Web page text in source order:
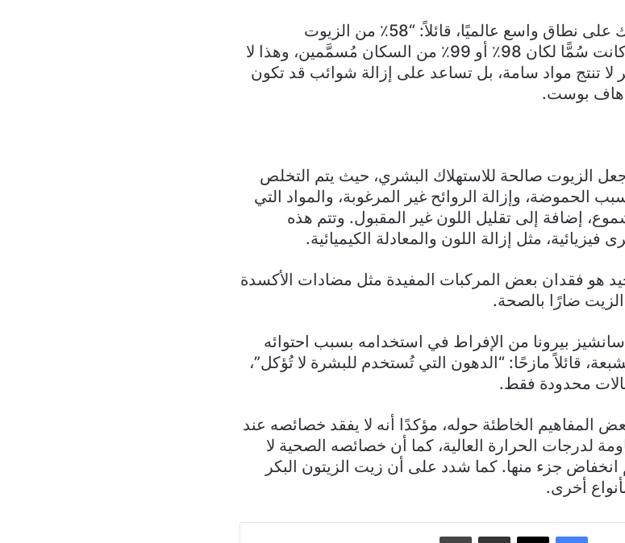
وأوضح أن الزيوت المكررة تُستهلك على نطاق واسع عالميًا، قائلاً: “58٪ من الزيوت
المستهلكة في العالم مكررة، ولو كانت سُمًّا لكان 98٪ أو 99٪ من السكان مُسمَّمين، وهذا لا
تنتج مواد سامة، بل تساعد على إزالة شوائب قد تكون
هاف بوست.
الزيوت صالحة للاستهلاك البشري، حيث يتم التخلص
الحموضة، وإزالة الروائح غير المرغوبة، والمواد التي
إضافة إلى تقليل اللون غير المقبول. وتتم هذه
مثل إزالة اللون والمعادلة الكيميائية.
هو فقدان بعض المركبات المفيدة مثل مضادات الأكسدة
الزيت ضارًا بالصحة.
بيرونا من الإفراط في استخدامه بسبب احتوائه
قائلاً مازحًا: “الدهون التي تُستخدم للبشرة لا تُؤكل”،
محدودة فقط.
المفاهيم الخاطئة حوله، مؤكدًا أنه لا يفقد خصائصه عند
لدرجات الحرارة العالية، كما أن خصائصه الصحية لا
انخفاض جزء منها. كما شدد على أن زيت الزيتون البكر
أخرى.
فيسبوك ‫X مشاركة عبر البريد طباعة